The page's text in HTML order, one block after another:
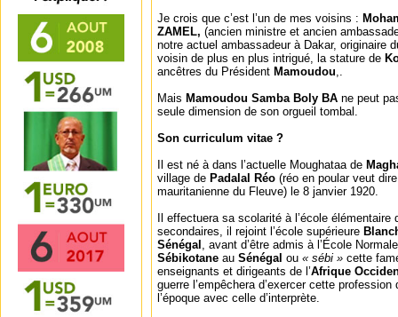
Je crois que c’est l’un de mes voisins :
ZAMEL, (ancien ministre et ancien
notre actuel ambassadeur à Dakar, originaire
voisin de plus en plus intrigué, la stature de
ancêtres du Président Mamoudou,.
Mais Mamoudou Samba Boly BA ne peut
seule dimension de son orgueil tombal.
Son curriculum vitae ?
Il est né à dans l’actuelle Moughataa de
village de Padalal Réo (réo en poular veut
mauritanienne du Fleuve) le 8 janvier 1920.
Il effectuera sa scolarité à l’école élémentaire
secondaires, il rejoint l’école supérieure
Sénégal , avant d’être admis à l’École
Sébikotane au Sénégal ou « sébi » cette
enseignants et dirigeants de l’Afrique
guerre l’empêchera d’exercer cette
l’époque avec celle d’interprète.